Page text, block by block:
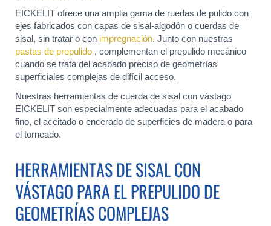
EICKELIT ofrece una amplia gama de ruedas de pulido con
ejes fabricados con capas de sisal-algodón o cuerdas de
sisal, sin tratar o con impregnación. Junto con nuestras
pastas de prepulido , complementan el prepulido mecánico
cuando se trata del acabado preciso de geometrías
superficiales complejas de difícil acceso.
Nuestras herramientas de cuerda de sisal con vástago
EICKELIT son especialmente adecuadas para el acabado
fino, el aceitado o encerado de superficies de madera o para
el torneado.
HERRAMIENTAS DE SISAL CON
VÁSTAGO PARA EL PREPULIDO DE
GEOMETRÍAS COMPLEJAS